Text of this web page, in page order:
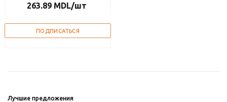
263.89 MDL/шт
ПОДПИСАТЬСЯ
Лучшие предложения